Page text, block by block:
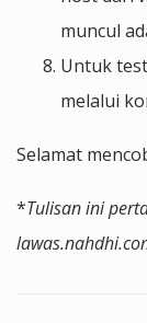
muncul
Untuk
melalui
Selamat
*Tulisan ini